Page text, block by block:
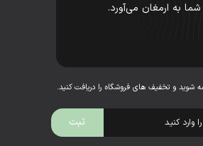
شما به ارمغان می‌آورد.
شوید و تخفیف های فروشگاه را دریافت کنید.